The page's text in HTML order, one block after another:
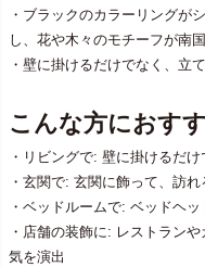
・ブラックのカラーリングが
し、花や木々のモチーフが南
・壁に掛けるだけでなく、立
こんな方におす
・リビングで: 壁に掛けるだ
・玄関で: 玄関に飾って、訪
・ベッドルームで: ベッドヘ
・店舗の装飾に: レストラン
気を演出